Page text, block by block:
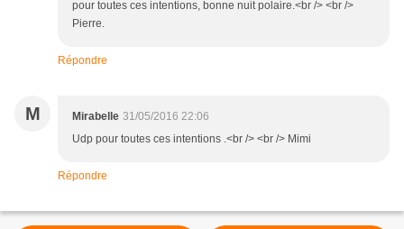
pour toutes ces intentions, bonne nuit polaire.<br /> <br />
Pierre.
Répondre
M Mirabelle 31/05/2016 22:06
Udp pour toutes ces intentions .<br /> <br /> Mimi
Répondre